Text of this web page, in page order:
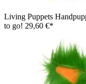
Living Puppets
to go! 29,60 €*